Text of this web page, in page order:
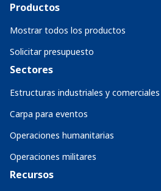
Productos
Mostrar todos los productos
Solicitar presupuesto
Sectores
Estructuras industriales y comerciales
Carpa para eventos
Operaciones humanitarias
Operaciones militares
Recursos